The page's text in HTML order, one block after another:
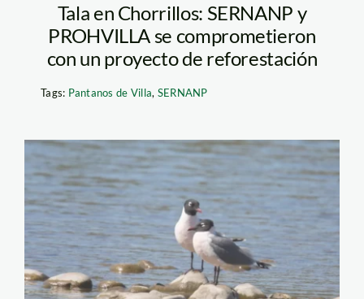
Tala en Chorrillos: SERNANP y
PROHVILLA se comprometieron
con un proyecto de reforestación
Tags: Pantanos de Villa, SERNANP
Diseño sin título (20)